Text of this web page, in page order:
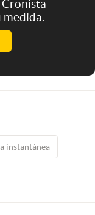
Cronista
medida.
instantánea